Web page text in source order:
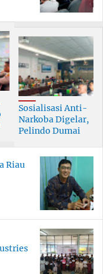
Sosialisasi Anti-
Narkoba Digelar,
Pelindo Dumai
Riau